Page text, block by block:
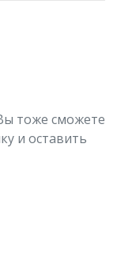
тоже сможете
и оставить